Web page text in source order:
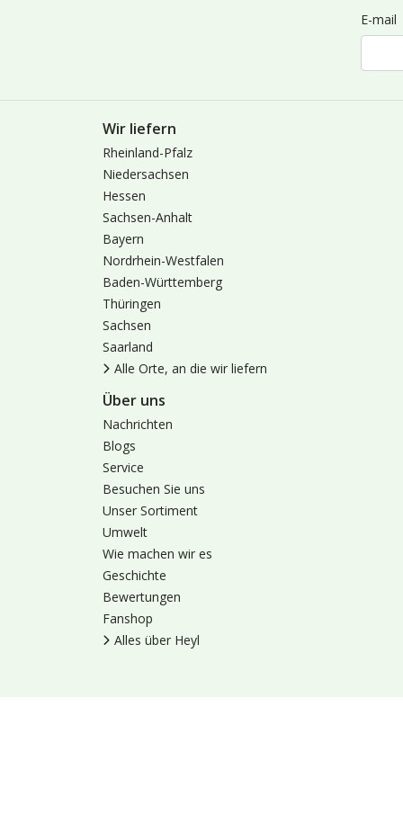
E-mail
Wir liefern
Rheinland-Pfalz
Niedersachsen
Hessen
Sachsen-Anhalt
Bayern
Nordrhein-Westfalen
Baden-Württemberg
Thüringen
Sachsen
Saarland
Alle Orte, an die wir liefern
Über uns
Nachrichten
Blogs
Service
Besuchen Sie uns
Unser Sortiment
Umwelt
Wie machen wir es
Geschichte
Bewertungen
Fanshop
Alles über Heyl